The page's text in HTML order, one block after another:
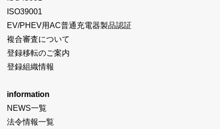
ISO39001
EV/PHEV用AC普通充電器製品認証
複合審査について
登録移転のご案内
登録組織情報
information
NEWS一覧
法令情報一覧